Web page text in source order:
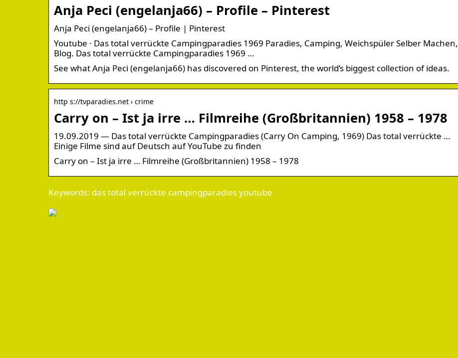
Anja Peci (engelanja66) – Profile – Pinterest
Anja Peci (engelanja66) – Profile | Pinterest
Youtube · Das total verrückte Campingparadies 1969 Paradies, Camping, Weichspüler Selber Machen,
Blog. Das total verrückte Campingparadies 1969 …
See what Anja Peci (engelanja66) has discovered on Pinterest, the world’s biggest collection of ideas.
http s://tvparadies.net › crime
Carry on – Ist ja irre … Filmreihe (Großbritannien) 1958 – 1978
19.09.2019 — Das total verrückte Campingparadies (Carry On Camping, 1969) Das total verrückte …
Einige Filme sind auf Deutsch auf YouTube zu finden
Carry on – Ist ja irre … Filmreihe (Großbritannien) 1958 – 1978
Keywords: das total verrückte campingparadies youtube